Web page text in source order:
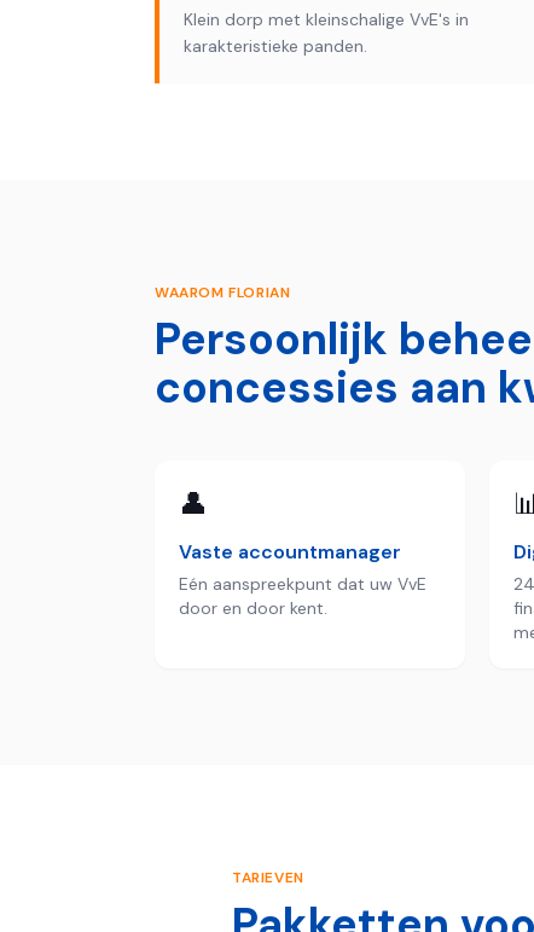
Klein dorp met kleinschalige VvE's in
karakteristieke panden.
WAAROM FLORIAN
Persoonlijk
concessies aan
👤
Vaste accountmanager
Eén aanspreekpunt dat uw VvE
door en door kent.
TARIEVEN